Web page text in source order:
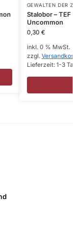
GEWALTEN DER
Stalobor –
Uncommon
0,30 €
inkl. 0 % MwSt.
zzgl.
Lieferzeit: 1-3